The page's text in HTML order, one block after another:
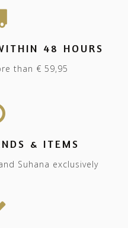
48 HOURS
than € 59,95
& ITEMS
Suhana exclusively